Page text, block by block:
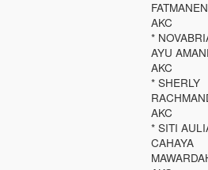
AKC
*
AYU
AKC
* SHERLY
AKC
* SITI
CAHAYA